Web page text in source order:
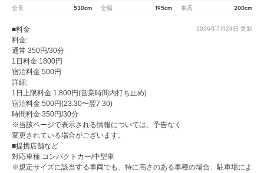
全長 530cm 全幅 195cm 車高 200cm
2026年7月24日 更新
■料金
料金:
通常 350円/30分
1日料金 1800円
宿泊料金 500円
詳細:
1日上限料金 1,800円(営業時間内打ち止め)
宿泊料金 500円(23:30〜翌7:30)
時間料金 350円/30分
※当該ページで表示される情報については、予告なく
変更されている場合がございます。
■提携店舗など
対応車種:コンパクトカー/中型車
※規定サイズに該当する車両でも、特に高さのある車種の場合、駐車場によ